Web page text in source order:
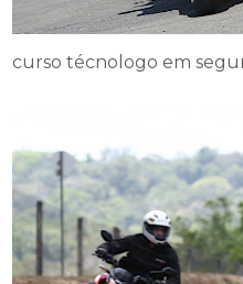
curso técnologo em